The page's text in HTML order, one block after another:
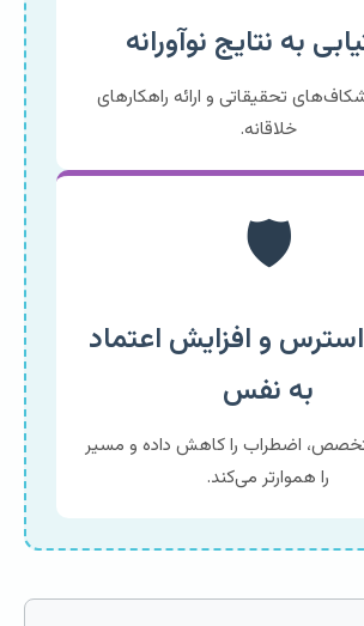
به نتایج نوآورانه
تحقیقاتی و ارائه راهکارهای
خلاقانه.
🛡️
و افزایش اعتماد
به نفس
اضطراب را کاهش داده و مسیر
را هموارتر می‌کند.